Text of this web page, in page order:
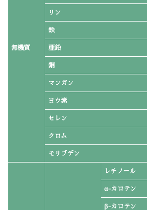
無機質
リン
鉄
亜鉛
銅
マンガン
ヨウ素
セレン
クロム
モリブデン
レチノール
α-カロテン
β-カロテン